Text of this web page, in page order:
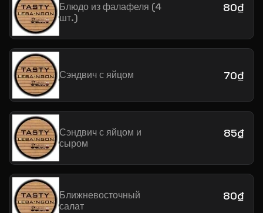
Блюдо из фалафеля (4
шт.)
80₫
Сэндвич с яйцом 70₫
Сэндвич с яйцом и
сыром
85₫
Ближневосточный
салат
80₫